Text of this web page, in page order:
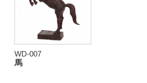
WD-007
馬